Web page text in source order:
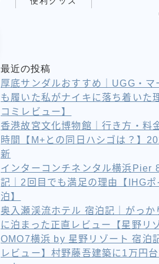
最近の投稿
厚底サンダルおすすめ｜UGG・マ
も履いた私がナイキに落ち着いた
コミレビュー】
香港故宮文化博物館｜行き方・料
時間【M+との同日ハシゴは？】
新
インターコンチネンタル横浜Pier
記｜2回目でも満足の理由【IHGポ
泊】
奥入瀬渓流ホテル 宿泊記｜がっか
に泊まった正直レビュー【星野リ
OMO7横浜 by 星野リゾート 宿泊
レビュー】村野藤吾建築に1万円